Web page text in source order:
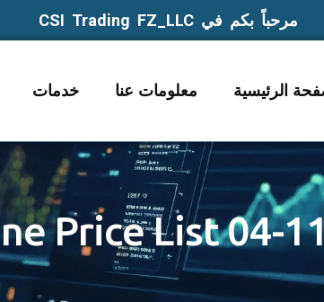
مرحباً بكم في CSI Trading FZ_LLC
الرئيسية معلومات عنا خدمات
Price List 04-